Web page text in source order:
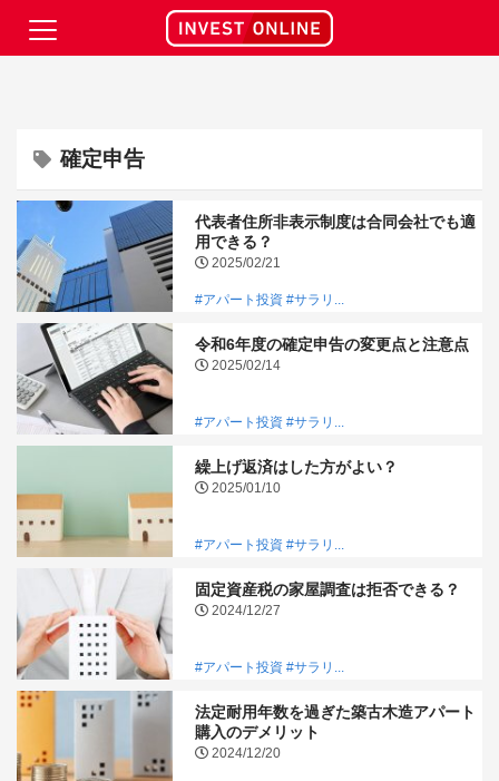
確定申告
代表者住所非表示制度は合同会社でも適
用できる？
2025/02/21
#アパート投資 #サラリ...
令和6年度の確定申告の変更点と注意点
2025/02/14
#アパート投資 #サラリ...
繰上げ返済はした方がよい？
2025/01/10
#アパート投資 #サラリ...
固定資産税の家屋調査は拒否できる？
2024/12/27
#アパート投資 #サラリ...
法定耐用年数を過ぎた築古木造アパート
購入のデメリット
2024/12/20